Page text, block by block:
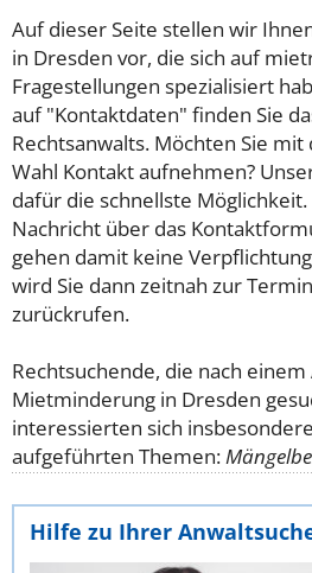
Auf dieser Seite stellen wir
in Dresden vor, die sich auf
Fragestellungen spezialisiert
auf "Kontaktdaten" finden Sie
Rechtsanwalts. Möchten Sie
Wahl Kontakt aufnehmen?
dafür die schnellste
Nachricht über das
gehen damit keine
wird Sie dann zeitnah zur
zurückrufen.
Rechtsuchende, die nach
Mietminderung in Dresden
interessierten sich
aufgeführten Themen:
Hilfe zu Ihrer